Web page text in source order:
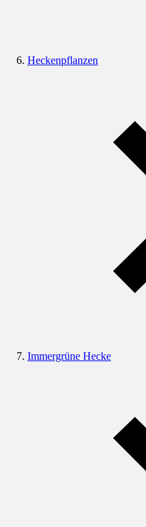
Heckenpflanzen
Immergrüne Hecke